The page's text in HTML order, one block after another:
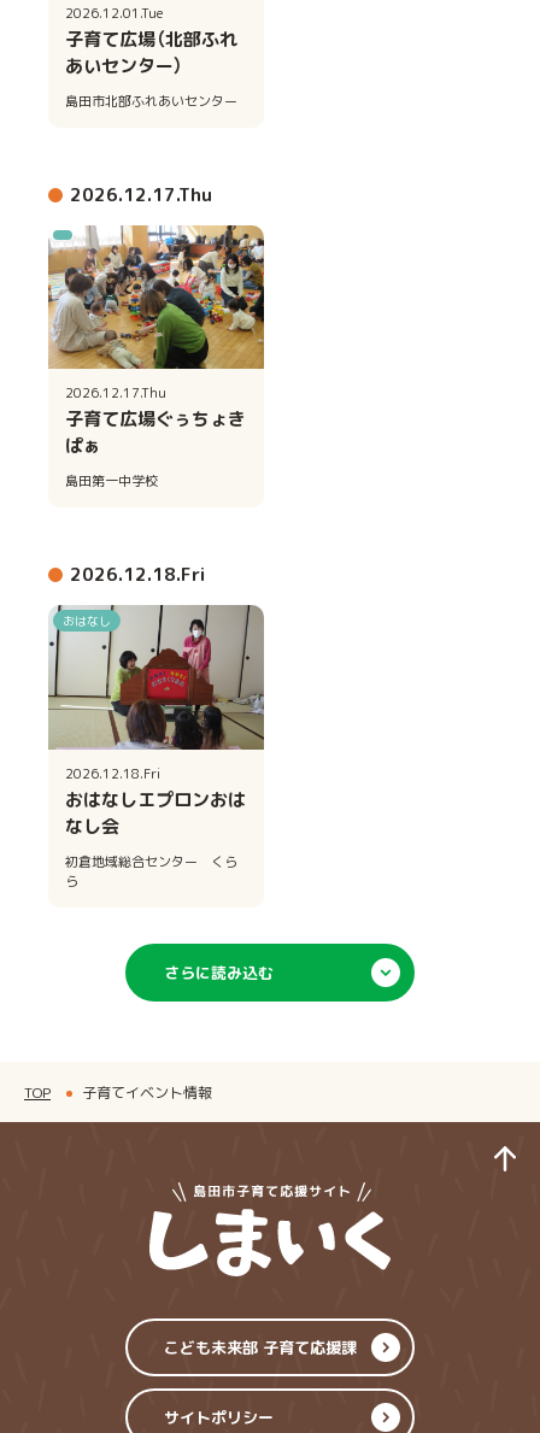
2026.12.01.Tue
子育て広場（北部ふれ
あいセンター）
島田市北部ふれあいセンター
2026.12.17.Thu
2026.12.17.Thu
子育て広場ぐぅちょき
ぱぁ
島田第一中学校
2026.12.18.Fri
おはなし
2026.12.18.Fri
おはなしエプロンおは
なし会
初倉地域総合センター くら
ら
さらに読み込む
TOP 子育てイベント情報
こども未来部 子育て応援課
サイトポリシー